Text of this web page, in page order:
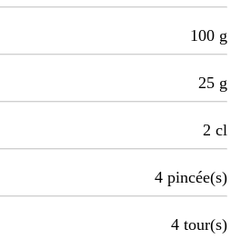
100 g
25 g
2 cl
4 pincée(s)
4 tour(s)